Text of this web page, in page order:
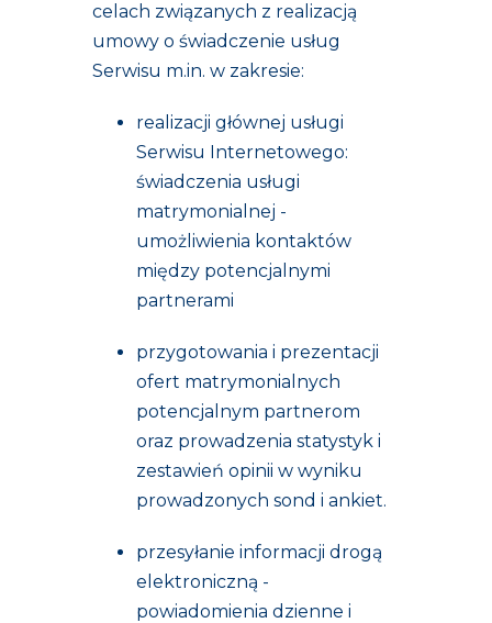
celach związanych z realizacją
umowy o świadczenie usług
Serwisu m.in. w zakresie:
realizacji głównej usługi
Serwisu Internetowego:
świadczenia usługi
matrymonialnej -
umożliwienia kontaktów
między potencjalnymi
partnerami
przygotowania i prezentacji
ofert matrymonialnych
potencjalnym partnerom
oraz prowadzenia statystyk i
zestawień opinii w wyniku
prowadzonych sond i ankiet.
przesyłanie informacji drogą
elektroniczną -
powiadomienia dzienne i